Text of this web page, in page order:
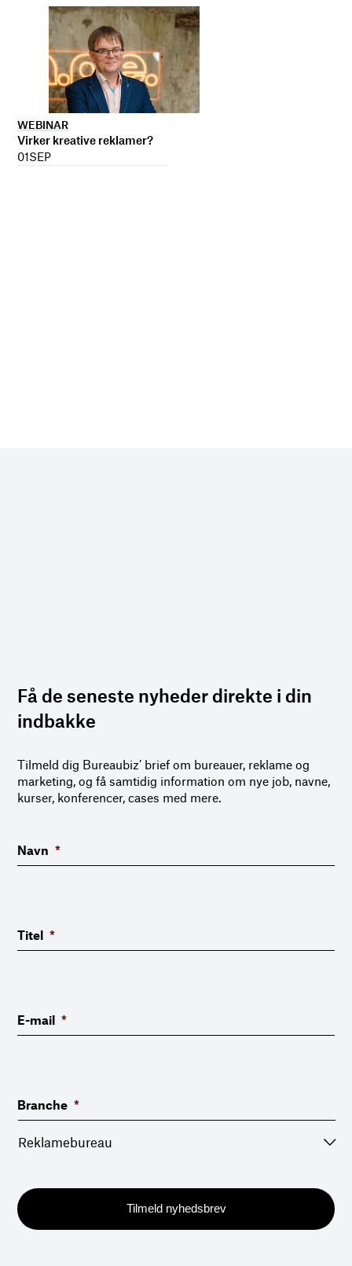
WEBINAR
Virker kreative reklamer?
01SEP
Få de seneste nyheder direkte i din
indbakke
Tilmeld dig Bureaubiz’ brief om bureauer, reklame og
marketing, og få samtidig information om nye job, navne,
kurser, konferencer, cases med mere.
Navn *
Titel *
E-mail *
Branche *